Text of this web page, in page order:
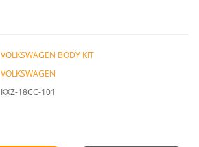
VOLKSWAGEN BODY KİT
VOLKSWAGEN
KXZ-18CC-101